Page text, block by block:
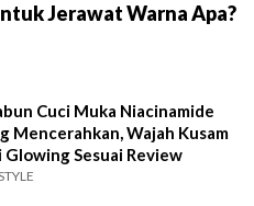
Jerawat Warna Apa?
Cuci Muka Niacinamide
Mencerahkan, Wajah Kusam
Glowing Sesuai Review